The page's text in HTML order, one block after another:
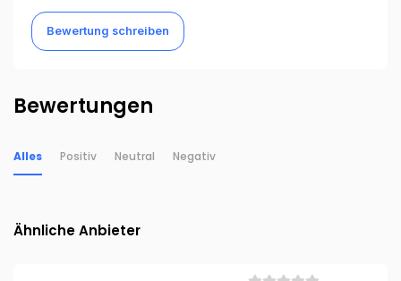
Bewertung schreiben
Bewertungen
Alles Positiv Neutral Negativ
Ähnliche Anbieter